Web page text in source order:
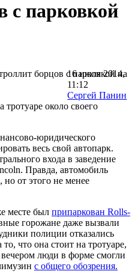
с парковкой
16 июля 2014,
11:12
Сергей Панин
около своего
юридического
весь свой автопарк.
входа в заведение
Правда, автомобиль
но от этого не менее
месте был припаркован Rolls-
горожане даже вызвали
полиции отказались
что она стоит на тротуаре,
люди в форме смогли
с общего обозрения.